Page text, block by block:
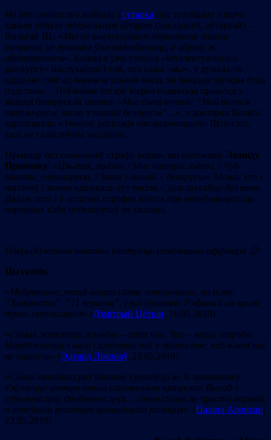
Не без самаедства выйшла і гутарка пра тутэйшых з яшчэ
адным нібыта ліберальным аўтарам (дакладней, аўтаркай) –
Вольгай Ш.: «Мы не выслухоўваем меркаванне іншага
чалавека, не вучымся ўзаемадзейнічаць, а адразу ж
абвінавачваем». Колькі я ўжо гэткага «інтэлектуальнага
дыскурсу» наслухаўся! І той, хто кажа «мы», у думках-то
аддзяляе сябе ад быдла агульнай масы, як быццам заўжды ёсць
падставы… Неўзабаве інтэрв’юерка падкінула прыклад з
жыцця беларускай школы: «Мае дзеці вучылі: “Мой валосік
светла-русы, мама з татай беларусы”…», а доктарка Вольга
адрэагавала: «Увогуле расісцкія інтэрпрэтацыі!» Што гэта,
калі не галаслоўны закід(он)…
Прывяду без скажэнняў страфу верша, які належыць Леаніду
Пранчаку: «Цік-так, ходзікі, / Мне чатары годзікі. / Чуб
ільняны, светларусы, / Тата з мамай – беларусы». Можа, хто з
чытачоў і захоча адшукаць тут расізм – дык шукайце без мяне.
Дадам, што і ў астатніх строфах нічога пра непаўнавартасць
чарнявых і/або небеларусаў не сказана.
Пакрыўджаныя чытачы пікетуюць рэзідэнцыю аффтара 🙂
Цытатнік
«Мудраванне, няхай нават самае вытанчанае, на тэму
“Халакоста ” “ 11 верасня” , ужо стамляе. Рэфлексіі на крыві
трохі моташлівыя» (Дзмітрый Цёткін, 16.05.2019)
«Самая жорсткая жывёла – гэта час. Час – наша хвароба.
Нараджаецца з намі і ахоплівае нас у маленстве, каб ніколі нас
не пакінуць» (Эдуард Лімонаў, 23.05.2019)
«Сёння менавіта раз’яднанне сувязей (а не іх завязванне)
з’яўляецца цэнтральным сацыяльным працэсам. Выхад з
супольнасцей, драбленне груп… сёння стала не проста нормай,
а асноўным рухавіком грамадскага развіцця». (Паліна Аронсан,
23.05.2019)